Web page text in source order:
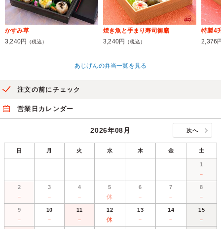
かすみ草
3,240円
（税込）
焼き魚と手まり寿司御膳
3,240円
（税込）
特製4
2,376
あじげんの弁当一覧を見る
注文の前にチェック
営業日カレンダー
2026年08月 次へ
日 月 火 水 木 金 土
1
－
2
－
3
－
4
－
5
休
6
－
7
－
8
－
9
－
10
－
11
－
12
休
13
－
14
－
15
－